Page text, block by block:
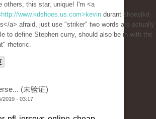
others, this star, unique! I'm <a
http://www.kdshoes.us.com>kevin durant shoes|kd
a> afraid, just use "striker" two words are actually
to define Stephen curry, should also be in with the
rhetoric.
(未验证)
2019 - 03:17